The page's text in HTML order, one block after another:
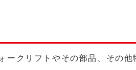
ークリフトやその部品、その